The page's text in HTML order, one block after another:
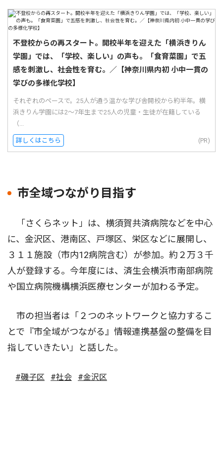
不登校からの再スタート。開校半年を迎えた「横浜きりん
学園」では、「学校、楽しい」の声も。「食育菜園」で五
感を刺激し、社会性を育む。／【神奈川県内初 小中一貫の
学びの多様化学校】
それぞれのペースで。25人が通う温かな学び舎開校から約半年。横
浜きりん学園には2〜7年生まで25人の児童・生徒が在籍している
（...
詳しくはこちら (PR)
市全域つながり目指す
「さくらネット」は、横須賀共済病院などを中心
に、金沢区、港南区、戸塚区、栄区などに展開し、
３１１施設（市内12病院含む）が参加。約２万３千
人が登録する。今年度には、済生会横浜市南部病院
や国立病院機構横浜医療センターが加わる予定。
市の担当者は「２つのネットワークと協力するこ
とで『市全域がつながる』情報連携基盤の整備を目
指していきたい」と話した。
#磯子区 #社会 #金沢区